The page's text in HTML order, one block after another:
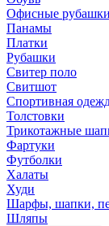
Офисные рубашки
Панамы
Платки
Рубашки
Свитер поло
Свитшот
Спортивная
Толстовки
Трикотажные
Фартуки
Футболки
Халаты
Худи
Шарфы, шапки,
Шляпы